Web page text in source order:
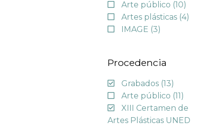
Arte público (10)
Artes plásticas (4)
IMAGE (3)
Procedencia
Grabados (13)
Arte público (11)
XIII Certamen de
Artes Plásticas UNED